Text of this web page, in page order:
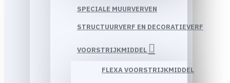
SPECIALE MUURVERVEN
STRUCTUURVERF EN DECORATIEVERF
VOORSTRIJKMIDDEL
FLEXA VOORSTRIJKMIDDEL